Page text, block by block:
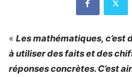
« Les mathématiques, c’est
à utiliser des faits et des
réponses concrètes. C’est